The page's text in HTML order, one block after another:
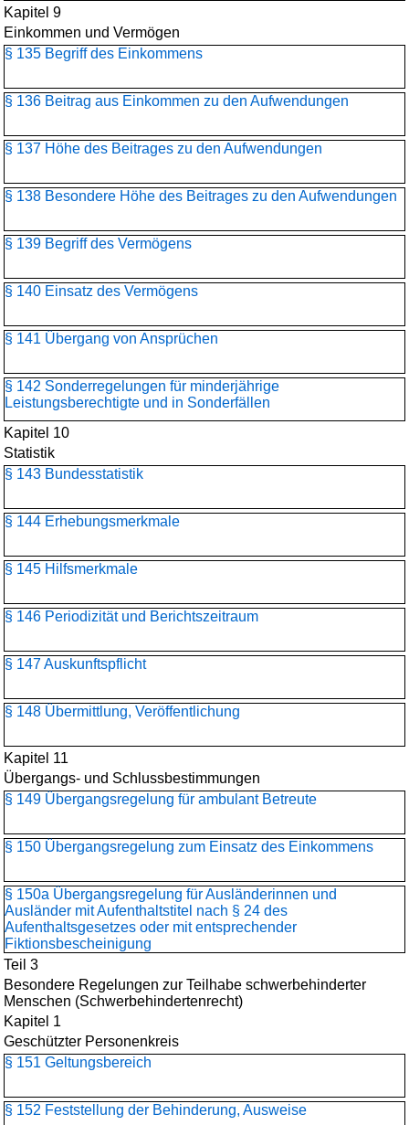
Kapitel 9
Einkommen und Vermögen
§ 135 Begriff des Einkommens
§ 136 Beitrag aus Einkommen zu den Aufwendungen
§ 137 Höhe des Beitrages zu den Aufwendungen
§ 138 Besondere Höhe des Beitrages zu den Aufwendungen
§ 139 Begriff des Vermögens
§ 140 Einsatz des Vermögens
§ 141 Übergang von Ansprüchen
§ 142 Sonderregelungen für minderjährige
Leistungsberechtigte und in Sonderfällen
Kapitel 10
Statistik
§ 143 Bundesstatistik
§ 144 Erhebungsmerkmale
§ 145 Hilfsmerkmale
§ 146 Periodizität und Berichtszeitraum
§ 147 Auskunftspflicht
§ 148 Übermittlung, Veröffentlichung
Kapitel 11
Übergangs- und Schlussbestimmungen
§ 149 Übergangsregelung für ambulant Betreute
§ 150 Übergangsregelung zum Einsatz des Einkommens
§ 150a Übergangsregelung für Ausländerinnen und
Ausländer mit Aufenthaltstitel nach § 24 des
Aufenthaltsgesetzes oder mit entsprechender
Fiktionsbescheinigung
Teil 3
Besondere Regelungen zur Teilhabe schwerbehinderter
Menschen (Schwerbehindertenrecht)
Kapitel 1
Geschützter Personenkreis
§ 151 Geltungsbereich
§ 152 Feststellung der Behinderung, Ausweise